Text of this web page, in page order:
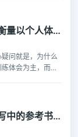
为什么大脑密码的训练衡量以个人体感为主，而很少有具体数据？
问就是，为什么
体会为主，而很
大脑密码软件及教程编写中的参考书籍